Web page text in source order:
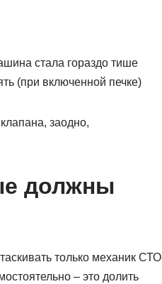
стала гораздо тише
(при включенной печке)
заодно,
должны
только механик СТО
– это долить